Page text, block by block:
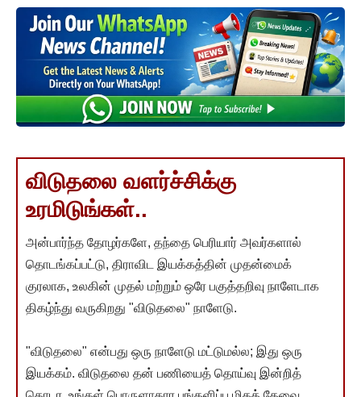
விடுதலை வளர்ச்சிக்கு
உரமிடுங்கள்..
அன்பார்ந்த தோழர்களே, தந்தை பெரியார் அவர்களால்
தொடங்கப்பட்டு, திராவிட இயக்கத்தின் முதன்மைக்
குரலாக, உலகின் முதல் மற்றும் ஒரே பகுத்தறிவு நாளேடாக
திகழ்ந்து வருகிறது "விடுதலை" நாளேடு.
"விடுதலை" என்பது ஒரு நாளேடு மட்டுமல்ல; இது ஒரு
இயக்கம். விடுதலை தன் பணியைத் தொய்வு இன்றித்